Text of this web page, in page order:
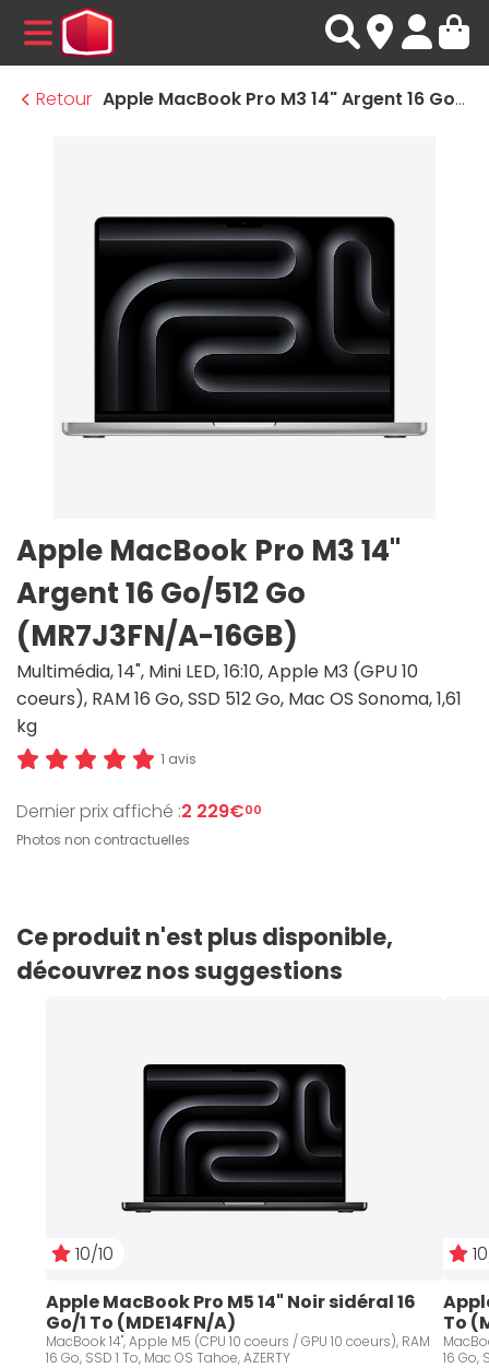
MENU
Retour
Apple MacBook Pro M3 14" Argent 16 Go/512 Go (MR7J3FN/A-16GB)
Apple MacBook Pro M3 14"
Argent 16 Go/512 Go
(MR7J3FN/A-16GB)
Multimédia, 14", Mini LED, 16:10, Apple M3 (GPU 10
coeurs), RAM 16 Go, SSD 512 Go, Mac OS Sonoma, 1,61
kg
1 avis
Dernier prix affiché :2 229€00
Photos non contractuelles
Ce produit n'est plus disponible,
découvrez nos suggestions
10/10
Apple MacBook Pro M5 14" Noir sidéral 16
Go/1 To (MDE14FN/A)
MacBook 14", Apple M5 (CPU 10 coeurs / GPU 10 coeurs), RAM
16 Go, SSD 1 To, Mac OS Tahoe, AZERTY
To
16 Go,